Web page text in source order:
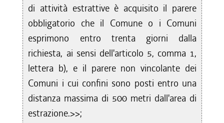
di attività estrattive è acquisito il parere
obbligatorio che il Comune o i Comuni
esprimono entro trenta giorni dalla
richiesta, ai sensi dell'articolo 5, comma 1,
lettera b), e il parere non vincolante dei
Comuni i cui confini sono posti entro una
distanza massima di 500 metri dall'area di
estrazione.>>;